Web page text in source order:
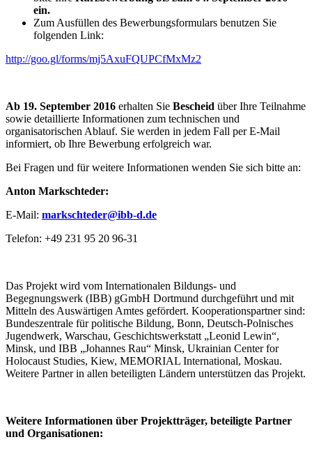
ein.
Zum Ausfüllen des Bewerbungsformulars benutzen Sie
folgenden Link:
http://goo.gl/forms/mj5AxuFQUPCfMxMz2
Ab 19. September 2016 erhalten Sie Bescheid über Ihre Teilnahme
sowie detaillierte Informationen zum technischen und
organisatorischen Ablauf. Sie werden in jedem Fall per E-Mail
informiert, ob Ihre Bewerbung erfolgreich war.
Bei Fragen und für weitere Informationen wenden Sie sich bitte an:
Anton Markschteder:
E-Mail: markschteder@ibb-d.de
Telefon: +49 231 95 20 96-31
Das Projekt wird vom Internationalen Bildungs- und
Begegnungswerk (IBB) gGmbH Dortmund durchgeführt und mit
Mitteln des Auswärtigen Amtes gefördert. Kooperationspartner sind:
Bundeszentrale für politische Bildung, Bonn, Deutsch-Polnisches
Jugendwerk, Warschau, Geschichtswerkstatt „Leonid Lewin“,
Minsk, und IBB „Johannes Rau“ Minsk, Ukrainian Center for
Holocaust Studies, Kiew, MEMORIAL International, Moskau.
Weitere Partner in allen beteiligten Ländern unterstützen das Projekt.
Weitere Informationen über Projektträger, beteiligte Partner
und Organisationen: